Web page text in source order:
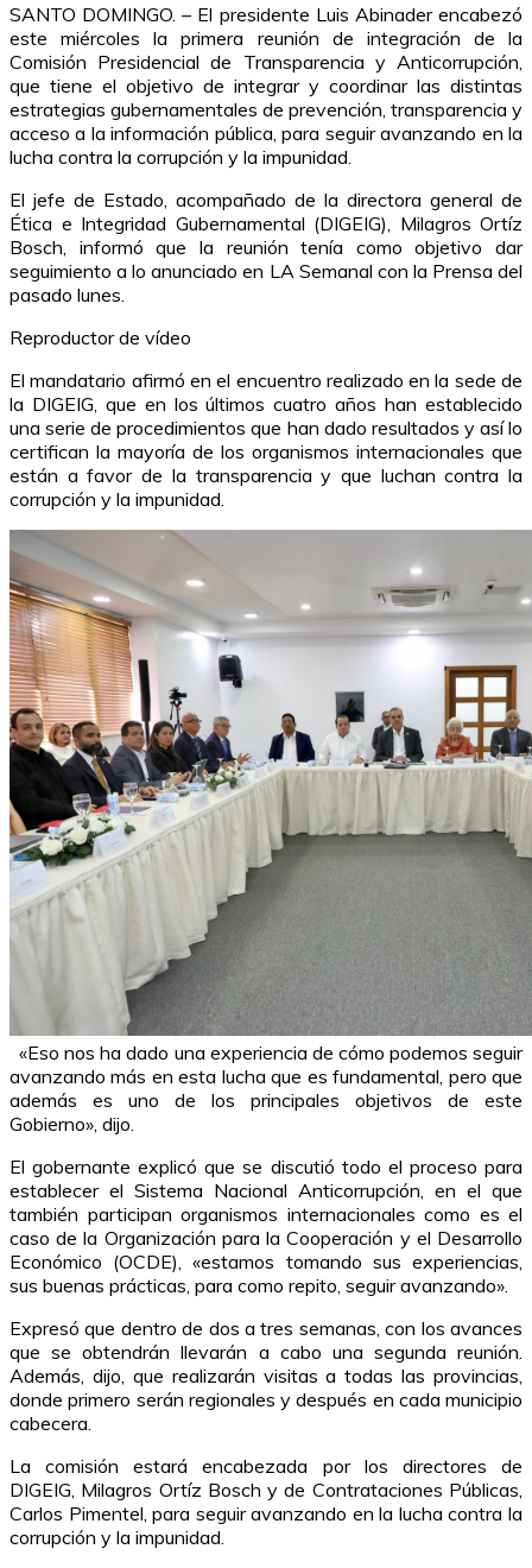
SANTO DOMINGO. – El presidente Luis Abinader encabezó
este miércoles la primera reunión de integración de la
Comisión Presidencial de Transparencia y Anticorrupción,
que tiene el objetivo de integrar y coordinar las distintas
estrategias gubernamentales de prevención, transparencia y
acceso a la información pública, para seguir avanzando en la
lucha contra la corrupción y la impunidad.
El jefe de Estado, acompañado de la directora general de
Ética e Integridad Gubernamental (DIGEIG), Milagros Ortíz
Bosch, informó que la reunión tenía como objetivo dar
seguimiento a lo anunciado en LA Semanal con la Prensa del
pasado lunes.
Reproductor de vídeo
El mandatario afirmó en el encuentro realizado en la sede de
la DIGEIG, que en los últimos cuatro años han establecido
una serie de procedimientos que han dado resultados y así lo
certifican la mayoría de los organismos internacionales que
están a favor de la transparencia y que luchan contra la
corrupción y la impunidad.
«Eso nos ha dado una experiencia de cómo podemos seguir
avanzando más en esta lucha que es fundamental, pero que
además es uno de los principales objetivos de este
Gobierno», dijo.
El gobernante explicó que se discutió todo el proceso para
establecer el Sistema Nacional Anticorrupción, en el que
también participan organismos internacionales como es el
caso de la Organización para la Cooperación y el Desarrollo
Económico (OCDE), «estamos tomando sus experiencias,
sus buenas prácticas, para como repito, seguir avanzando».
Expresó que dentro de dos a tres semanas, con los avances
que se obtendrán llevarán a cabo una segunda reunión.
Además, dijo, que realizarán visitas a todas las provincias,
donde primero serán regionales y después en cada municipio
cabecera.
La comisión estará encabezada por los directores de
DIGEIG, Milagros Ortíz Bosch y de Contrataciones Públicas,
Carlos Pimentel, para seguir avanzando en la lucha contra la
corrupción y la impunidad.